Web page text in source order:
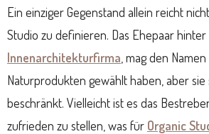
Ein einziger Gegenstand allein reicht
Studio zu definieren. Das Ehepaar
Innenarchitekturfirma , mag den
Naturprodukten gewählt haben, aber
beschränkt. Vielleicht ist es das
zufrieden zu stellen, was für Organic